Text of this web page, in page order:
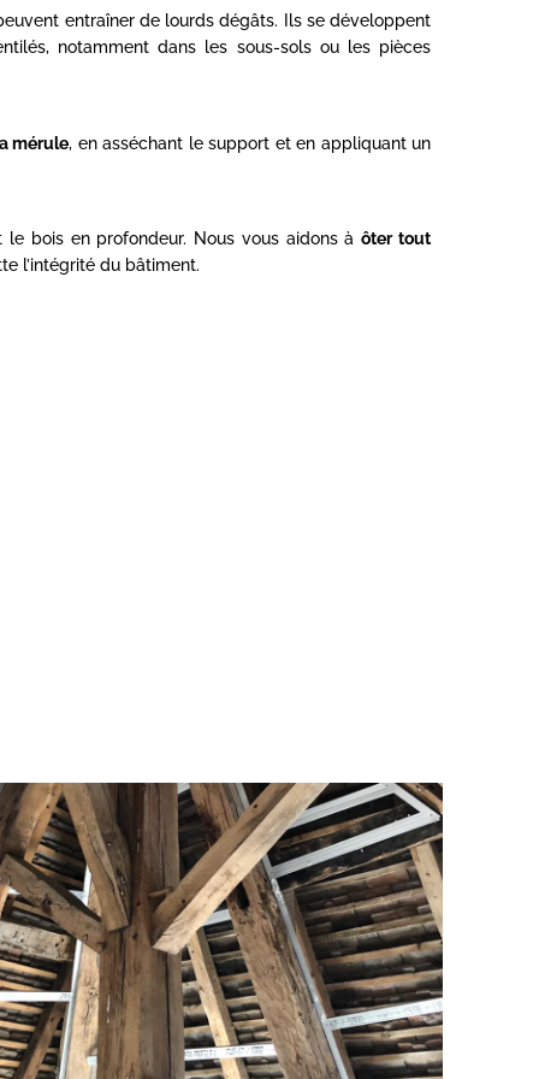
entraîner de lourds dégâts. Ils se développent
notamment dans les sous-sols ou les pièces
mérule, en asséchant le support et en appliquant un
le bois en profondeur. Nous vous aidons àôter tout
l’intégrité du bâtiment.